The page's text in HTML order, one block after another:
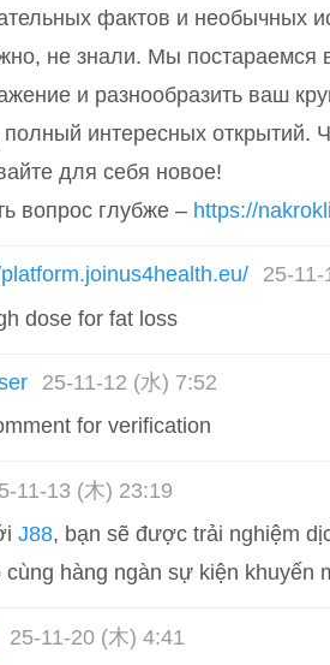
фактов и необычных
не знали. Мы постараемся
и разнообразить ваш
интересных открытий.
для себя новое!
вопрос глубже – https://
25-
dose for fat loss
25-11-12 (水) 7:52
for verification
11-13 (木) 23:19
J88, bạn sẽ được trải nghiệm
cùng hàng ngàn sự kiện khuyến
25-11-20 (木) 4:41